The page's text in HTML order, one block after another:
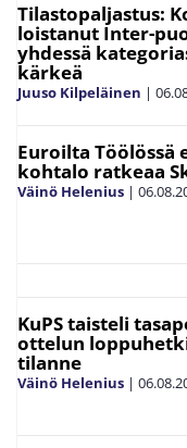
Tilastopaljastus:
loistanut Inter-
yhdessä
kärkeä
Juuso Kilpeläinen |
Euroilta Töölössä
kohtalo ratkeaa
Väinö Helenius |
KuPS taisteli
ottelun
tilanne
Väinö Helenius |